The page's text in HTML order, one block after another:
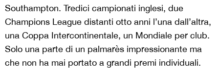
Southampton. Tredici campionati inglesi, due
Champions League distanti otto anni l’una dall’altra,
una Coppa Intercontinentale, un Mondiale per club.
Solo una parte di un palmarès impressionante ma
che non ha mai portato a grandi premi individuali.